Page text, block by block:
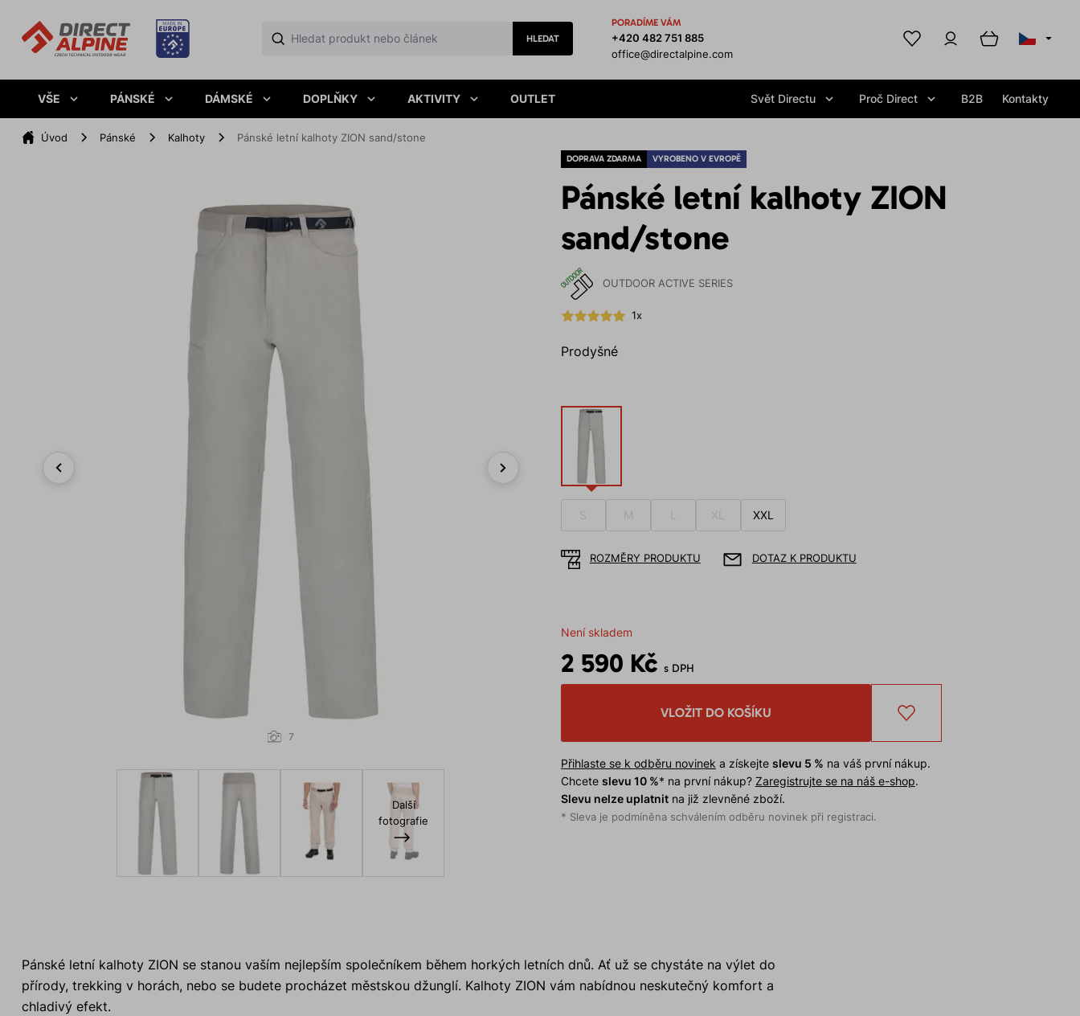
HLEDAT
PORADÍME VÁM
+420 482 751 885
office@directalpine.com
VŠE PÁNSKÉ DÁMSKÉ DOPLŇKY AKTIVITY OUTLET Svět Directu Proč Direct B2B Kontakty
Úvod Pánské Kalhoty Pánské letní kalhoty ZION sand/stone
DOPRAVA ZDARMA VYROBENO V EVROPĚ
Pánské letní kalhoty ZION
sand/stone
OUTDOOR ACTIVE SERIES
1x
Prodyšné
7
Další
fotografie
S M XL XXL
ROZMĚRY PRODUKTU DOTAZ K PRODUKTU
Není skladem
2 590 Kč s DPH
VLOŽIT DO KOŠÍKU
Přihlaste se k odběru novinek a získejte slevu 5 % na váš první nákup.
Chcete slevu 10 %* na první nákup? Zaregistrujte se na náš e-shop.
Slevu nelze uplatnitna již zlevněné zboží.
* Sleva je podmíněna schválením odběru novinek při registraci.
Pánské letní kalhoty ZION se stanou vaším nejlepším společníkem během horkých letních dnů. Ať už se chystáte na výlet do
přírody, trekking v horách, nebo se budete procházet městskou džunglí. Kalhoty ZION vám nabídnou neskutečný komfort a
chladivý efekt.